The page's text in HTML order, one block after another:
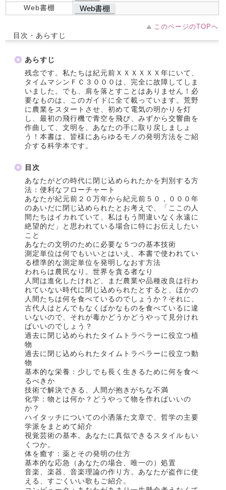
Web書棚 Web書棚
このページのTOPへ
目次・あらすじ
あらすじ
残念です。私たちは紀元前ＸＸＸＸＸＸ年にいて、
タイムマシンＦＣ３０００は、完全に故障してしま
いました。でも、肩を落とすことはありません！必
要なものは、このガイドに全て載っています。荒野
に農業をスタートさせ、初めて電気の明かりを灯
し、最初の飛行機で青空を飛び、みずから交響曲を
作曲して、文明を、あなたの手に取り戻しましょ
う！本書は、皆様にあらゆるモノの発明方法をご紹
介する科学本です。
目次
あなたがどの時代に閉じ込められたかを判別する方
法：便利なフローチャート
あなたが紀元前２０万年から紀元前５０，０００年
のあいだに閉じ込められたとお考えで、「ここの人
間たちはイカれていて、私はもう間違いなく永遠に
絶望的だ」と思われている場合に特にお伝えしたい
こと
あなたの文明のために必要な５つの基本技術
測定単位は何でもいいとはいえ、本書で使われてい
る標準的な測定単位を発明しなおす方法
われらは農民なり。世界を貪る者なり
人間は進化したけれど、まだ農業や品種改良は行わ
れていない時代に閉じ込められたとすると、ほかの
人間たちは何を食べているのでしょうか？それに、
古代人はとんでもなくばかなものを食べているに違
いないので、それが毒かどうかどうやって見分けれ
ばいいのでしょう？
過去に閉じ込められたタイムトラベラーに役立つ植
物
過去に閉じ込められたタイムトラベラーに役立つ動
物
基本的な栄養：少しでも長く生きるために何を食べ
るべきか
技術で解決できる、人間が抱きがちな不満
化学：物とは何か？どうやって物を作ればいいの
か？
ハイタッチについての小洒落た文章で、哲学の主要
学派をまとめて紹介
視覚芸術の基本。あなたに真似できるスタイルもい
くつか。
体を癒す：薬とその発明の仕方
基本的な応急（あなたの場合、唯一の）処置
音楽、楽器、音楽理論の作り方。あなたが盗作に使
える、すごくいい歌もご紹介。